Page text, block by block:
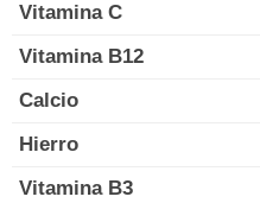
Vitamina C
Vitamina B12
Calcio
Hierro
Vitamina B3